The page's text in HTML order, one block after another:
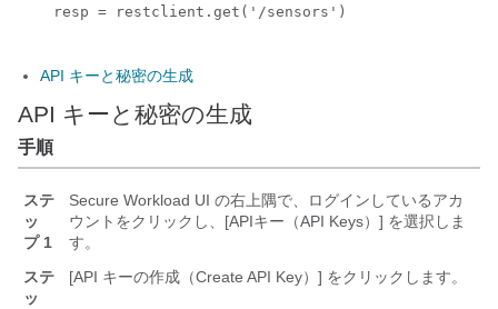
    resp = restclient.get('/sensors')
API キーと秘密の生成
API キーと秘密の生成
手順
ステ
ッ
プ 1
Secure Workload UI の右上隅で、ログインしているアカ
ウントをクリックし、[APIキー（API Keys）] を選択しま
す。
ステ
ッ
[API キーの作成（Create API Key）] をクリックします。